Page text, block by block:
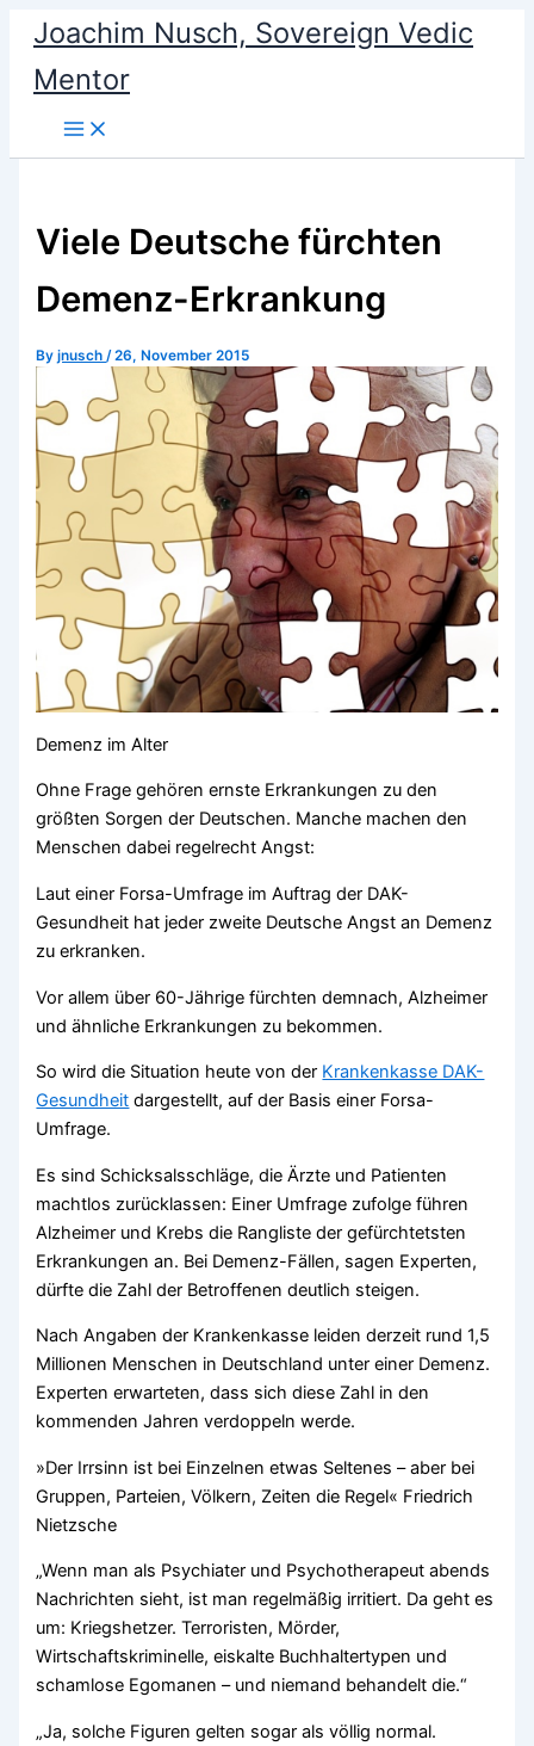
content
Joachim Nusch, Sovereign Vedic
Mentor
Viele Deutsche fürchten
Demenz-Erkrankung
Byjnusch/26, November 2015
Demenz im Alter
Ohne Frage gehören ernste Erkrankungen zu den
größten Sorgen der Deutschen. Manche machen den
Menschen dabei regelrecht Angst:
Laut einer Forsa-Umfrage im Auftrag der DAK-
Gesundheit hat jeder zweite Deutsche Angst an Demenz
zu erkranken.
Vor allem über 60-Jährige fürchten demnach, Alzheimer
und ähnliche Erkrankungen zu bekommen.
So wird die Situation heute von der Krankenkasse DAK-
Gesundheit dargestellt, auf der Basis einer Forsa-
Umfrage.
Es sind Schicksalsschläge, die Ärzte und Patienten
machtlos zurücklassen: Einer Umfrage zufolge führen
Alzheimer und Krebs die Rangliste der gefürchtetsten
Erkrankungen an. Bei Demenz-Fällen, sagen Experten,
dürfte die Zahl der Betroffenen deutlich steigen.
Nach Angaben der Krankenkasse leiden derzeit rund 1,5
Millionen Menschen in Deutschland unter einer Demenz.
Experten erwarteten, dass sich diese Zahl in den
kommenden Jahren verdoppeln werde.
»Der Irrsinn ist bei Einzelnen etwas Seltenes – aber bei
Gruppen, Parteien, Völkern, Zeiten die Regel« Friedrich
Nietzsche
„Wenn man als Psychiater und Psychotherapeut abends
Nachrichten sieht, ist man regelmäßig irritiert. Da geht es
um: Kriegshetzer. Terroristen, Mörder,
Wirtschaftskriminelle, eiskalte Buchhaltertypen und
schamlose Egomanen – und niemand behandelt die.“
„Ja, solche Figuren gelten sogar als völlig normal.